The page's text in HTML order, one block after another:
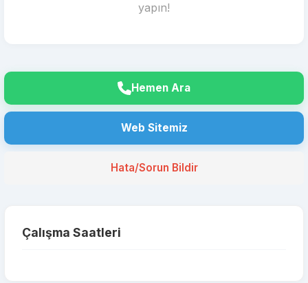
yapın!
Hemen Ara
Web Sitemiz
Hata/Sorun Bildir
Çalışma Saatleri